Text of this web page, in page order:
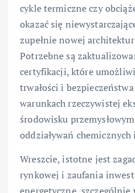
cykle termiczne czy
okazać się
zupełnie nowej
Potrzebne są
certyfikacji, które
trwałości i
warunkach rzeczywistej
środowisku
oddziaływań
Wreszcie, istotne jest
rynkowej i zaufania